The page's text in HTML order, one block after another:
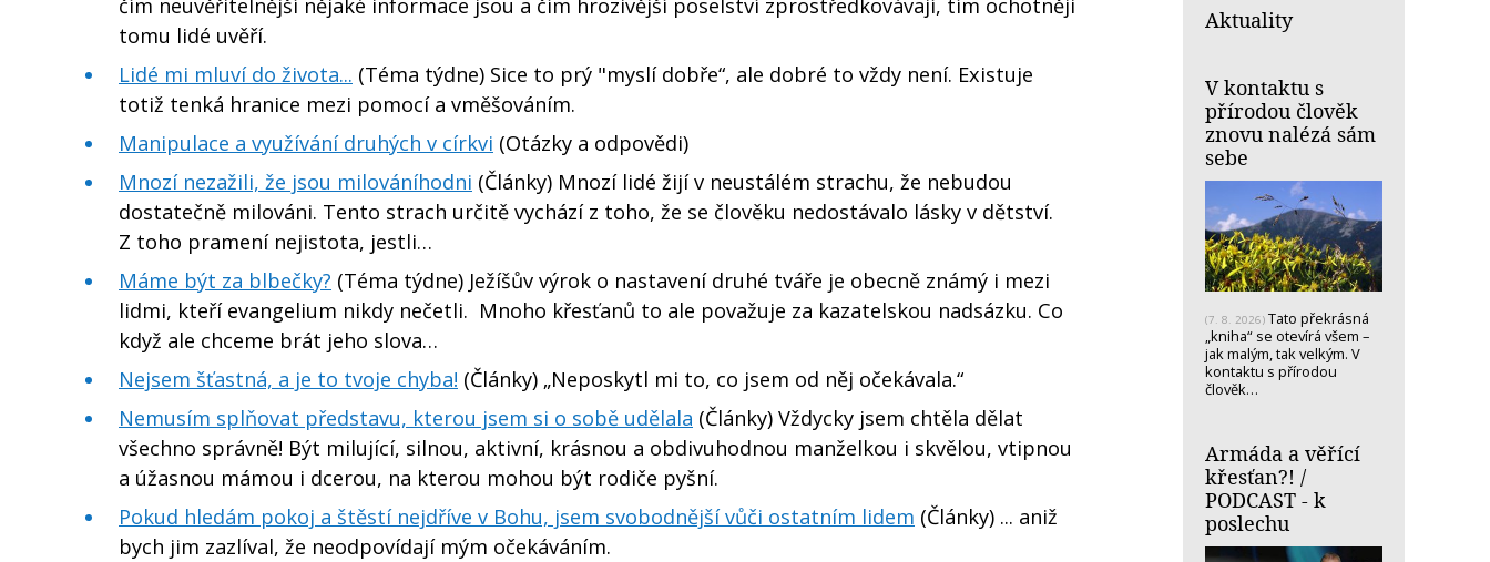
čím neuvěřitelnější nějaké informace jsou a čím hrozivější poselství zprostředkovávají, tím ochotněji
tomu lidé uvěří.
Lidé mi mluví do života... (Téma týdne) Sice to prý "myslí dobře“, ale dobré to vždy není. Existuje
totiž tenká hranice mezi pomocí a vměšováním.
Manipulace a využívání druhých v církvi (Otázky a odpovědi)
Mnozí nezažili, že jsou milováníhodni (Články) Mnozí lidé žijí v neustálém strachu, že nebudou
dostatečně milováni. Tento strach určitě vychází z toho, že se člověku nedostávalo lásky v dětství.
Z toho pramení nejistota, jestli…
Máme být za blbečky? (Téma týdne) Ježíšův výrok o nastavení druhé tváře je obecně známý i mezi
lidmi, kteří evangelium nikdy nečetli. Mnoho křesťanů to ale považuje za kazatelskou nadsázku. Co
když ale chceme brát jeho slova…
Nejsem šťastná, a je to tvoje chyba! (Články) „Neposkytl mi to, co jsem od něj očekávala.“
Nemusím splňovat představu, kterou jsem si o sobě udělala (Články) Vždycky jsem chtěla dělat
všechno správně! Být milující, silnou, aktivní, krásnou a obdivuhodnou manželkou i skvělou, vtipnou
a úžasnou mámou i dcerou, na kterou mohou být rodiče pyšní.
Pokud hledám pokoj a štěstí nejdříve v Bohu, jsem svobodnější vůči ostatním lidem (Články) ... aniž
bych jim zazlíval, že neodpovídají mým očekáváním.
Aktuality
V kontaktu s
přírodou člověk
znovu nalézá sám
sebe
(7. 8. 2026) Tato překrásná
„kniha“ se otevírá všem –
jak malým, tak velkým. V
kontaktu s přírodou
člověk…
Armáda a věřící
křesťan?! /
PODCAST - k
poslechu